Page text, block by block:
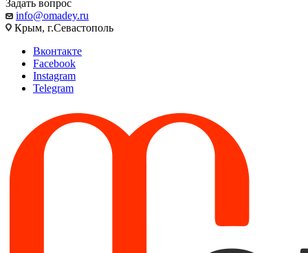
Задать вопрос
info@omadey.ru
Крым, г.Севастополь
Вконтакте
Facebook
Instagram
Telegram